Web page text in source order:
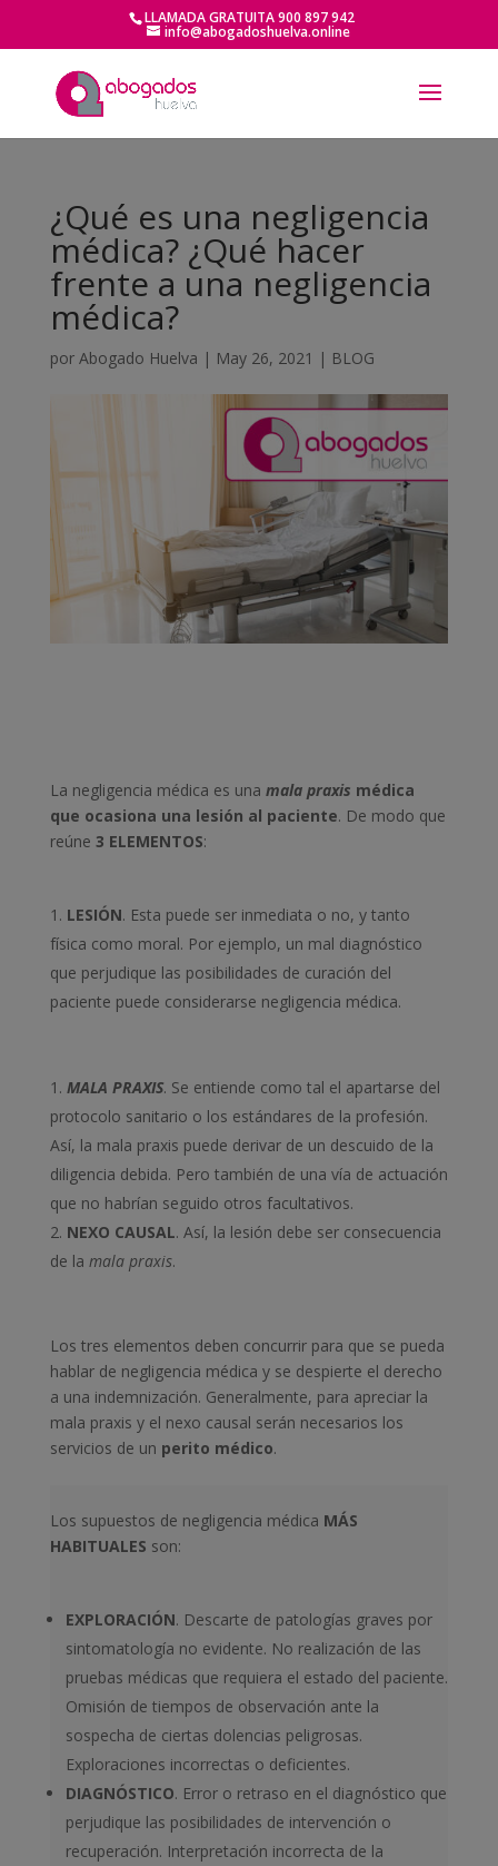
LLAMADA GRATUITA 900 897 942
info@abogadoshuelva.online
¿Qué es una negligencia
médica? ¿Qué hacer
frente a una negligencia
médica?
por Abogado Huelva | May 26, 2021 | BLOG
La negligencia médica es una mala praxis médica
que ocasiona una lesión al paciente. De modo que
reúne 3 ELEMENTOS:
LESIÓN. Esta puede ser inmediata o no, y tanto
física como moral. Por ejemplo, un mal diagnóstico
que perjudique las posibilidades de curación del
paciente puede considerarse negligencia médica.
MALA PRAXIS. Se entiende como tal el apartarse del
protocolo sanitario o los estándares de la profesión.
Así, la mala praxis puede derivar de un descuido de la
diligencia debida. Pero también de una vía de actuación
que no habrían seguido otros facultativos.
NEXO CAUSAL. Así, la lesión debe ser consecuencia
de la mala praxis.
Los tres elementos deben concurrir para que se pueda
hablar de negligencia médica y se despierte el derecho
a una indemnización. Generalmente, para apreciar la
mala praxis y el nexo causal serán necesarios los
servicios de un perito médico.
Los supuestos de negligencia médica MÁS
HABITUALES son:
EXPLORACIÓN. Descarte de patologías graves por
sintomatología no evidente. No realización de las
pruebas médicas que requiera el estado del paciente.
Omisión de tiempos de observación ante la
sospecha de ciertas dolencias peligrosas.
Exploraciones incorrectas o deficientes.
DIAGNÓSTICO. Error o retraso en el diagnóstico que
perjudique las posibilidades de intervención o
recuperación. Interpretación incorrecta de la